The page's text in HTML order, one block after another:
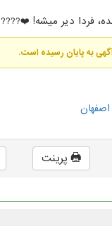
فردا دیر میشه! ❤️????
آگهی به پایان رسیده است.
پرینت